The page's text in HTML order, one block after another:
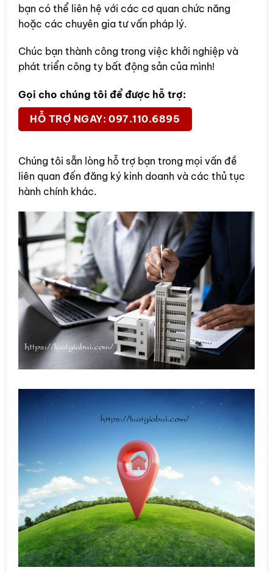
bạn có thể liên hệ với các cơ quan chức năng
hoặc các chuyên gia tư vấn pháp lý.
Chúc bạn thành công trong việc khởi nghiệp và
phát triển công ty bất động sản của mình!
Gọi cho chúng tôi để được hỗ trợ:
HỖ TRỢ NGAY: 097.110.6895
Chúng tôi sẵn lòng hỗ trợ bạn trong mọi vấn đề
liên quan đến đăng ký kinh doanh và các thủ tục
hành chính khác.